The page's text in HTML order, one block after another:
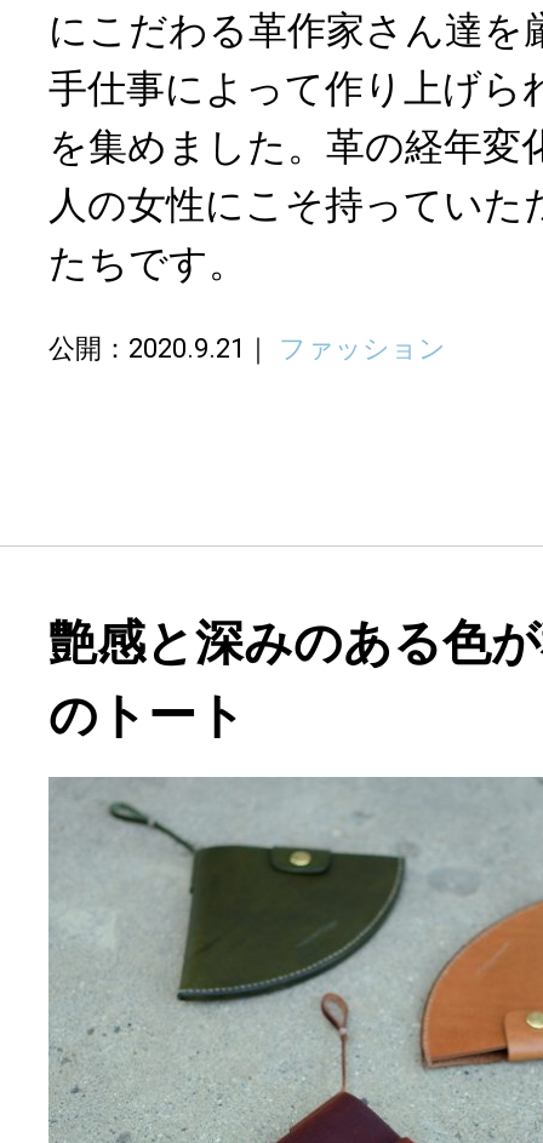
にこだわる革作家さん達を
手仕事によって作り上げら
を集めました。革の経年変
人の女性にこそ持ってい
たちです。
公開：2020.9.21 ファッション
艶感と深みのある色
のトート